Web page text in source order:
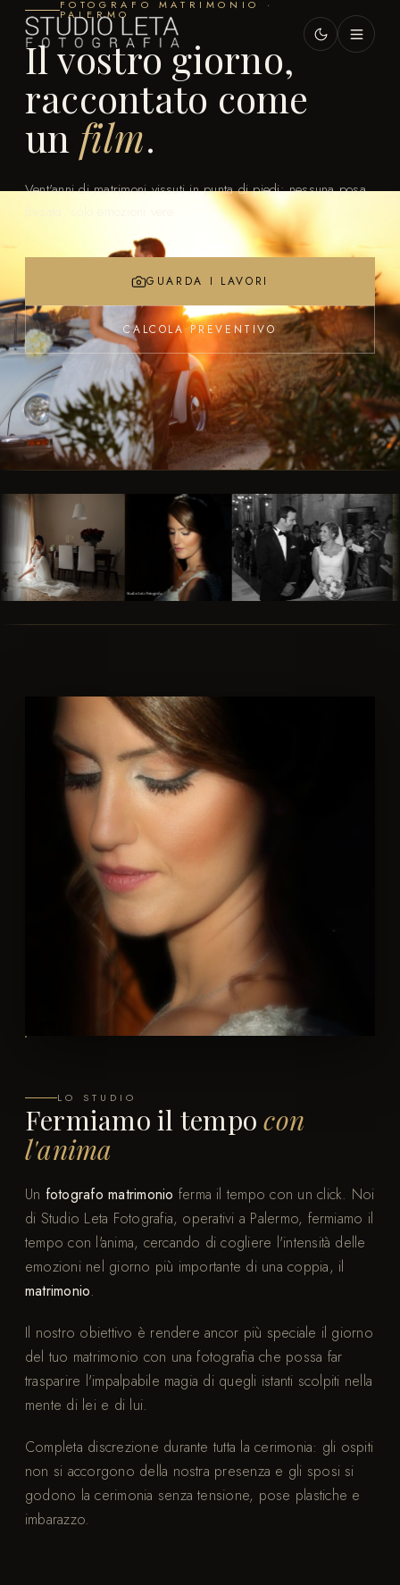
FOTOGRAFO MATRIMONIO ·
PALERMO
Il vostro giorno,
raccontato come
un film.
Vent'anni di matrimoni vissuti in punta di piedi: nessuna posa
forzata, solo emozioni vere.
GUARDA I LAVORI
CALCOLA PREVENTIVO
LO STUDIO
Fermiamo il tempocon
l'anima
Un fotografo matrimonio ferma il tempo con un click. Noi
di Studio Leta Fotografia, operativi a Palermo, fermiamo il
tempo con l'anima, cercando di cogliere l'intensità delle
emozioni nel giorno più importante di una coppia, il
matrimonio.
Il nostro obiettivo è rendere ancor più speciale il giorno
del tuo matrimonio con una fotografia che possa far
trasparire l'impalpabile magia di quegli istanti scolpiti nella
mente di lei e di lui.
Completa discrezione durante tutta la cerimonia: gli ospiti
non si accorgono della nostra presenza e gli sposi si
godono la cerimonia senza tensione, pose plastiche e
imbarazzo.